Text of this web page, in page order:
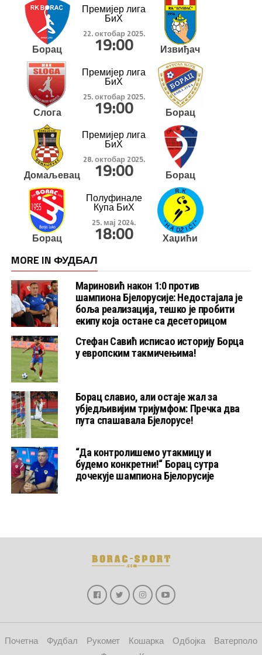
Борац
Премијер лига
БиХ
22. октобар 2025.
19:00 Извиђач
Слога
Премијер лига
БиХ
25. октобар 2025.
19:00 Борац
Домаљевац
Премијер лига
БиХ
28. октобар 2025.
19:00 Борац
Борац
Полуфинале
Купа БиХ
25. мај 2024.
18:00 Хаџићи
MORE IN ФУДБАЛ
Мариновић након 1:0 против
шампиона Бјелорусије: Недостајала је
боља реализација, тешко је пробити
екипу која остане са десеторицом
Стефан Савић исписао историју Борца
у европским такмичењима!
Борац славио, али остаје жал за
убједљивијим тријумфом: Пречка два
пута спашавала Бјелорусе!
“Да контролишемо утакмицу и
будемо конкретни!“ Борац сутра
дочекује шампиона Бјелорусије
Почетна Фудбал Рукомет Кошарка Одбојка
Ватерполо